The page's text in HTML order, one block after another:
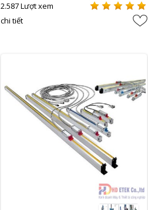
2.587 Lượt xem
chi tiết